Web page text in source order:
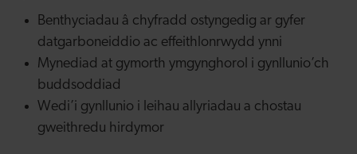
Benthyciadau â chyfradd ostyngedig ar gyfer
datgarboneiddio ac effeithlonrwydd ynni
Mynediad at gymorth ymgynghorol i gynllunio’ch
buddsoddiad
Wedi’i gynllunio i leihau allyriadau a chostau
gweithredu hirdymor